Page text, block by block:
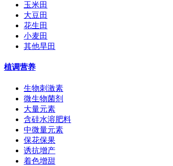
玉米田
大豆田
花生田
小麦田
其他旱田
植调营养
生物刺激素
微生物菌剂
大量元素
含硅水溶肥料
中微量元素
保花保果
诱抗增产
着色增甜